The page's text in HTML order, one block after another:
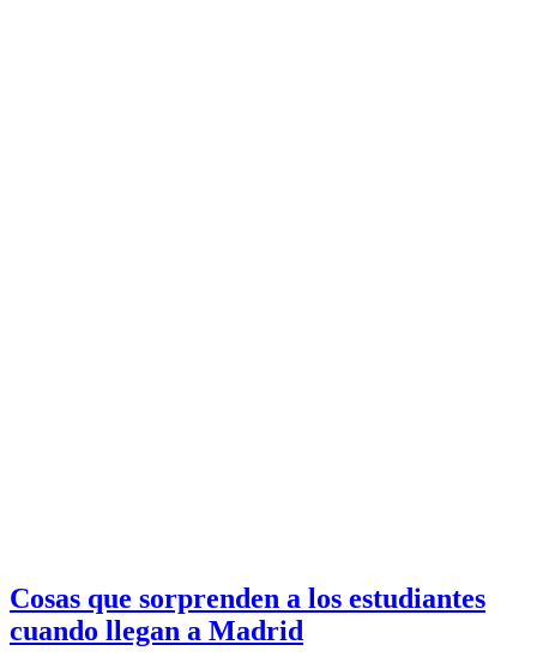
Cosas que sorprenden a los estudiantes
cuando llegan a Madrid